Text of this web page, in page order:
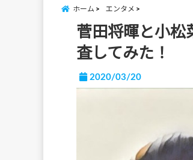
ホーム エンタメ
菅田将暉と小松
査してみた！
2020/03/20